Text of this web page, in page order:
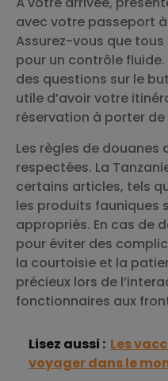
avec votre passeport
Assurez-vous que
pour un contrôle
des questions sur le
utile d’avoir votre
réservation à porter de
Les règles de douanes
respectées. La
certains articles, tels
les produits fauniques
appropriés. En cas de
pour éviter des
la courtoisie et la
précieux lors de
fonctionnaires aux
Lisez aussi : Les
voyager dans le